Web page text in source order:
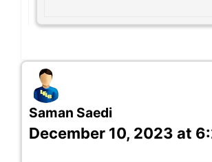
Saman Saedi
December 10, 2023 at